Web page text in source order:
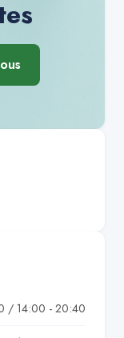
/ 14:00 - 20:40